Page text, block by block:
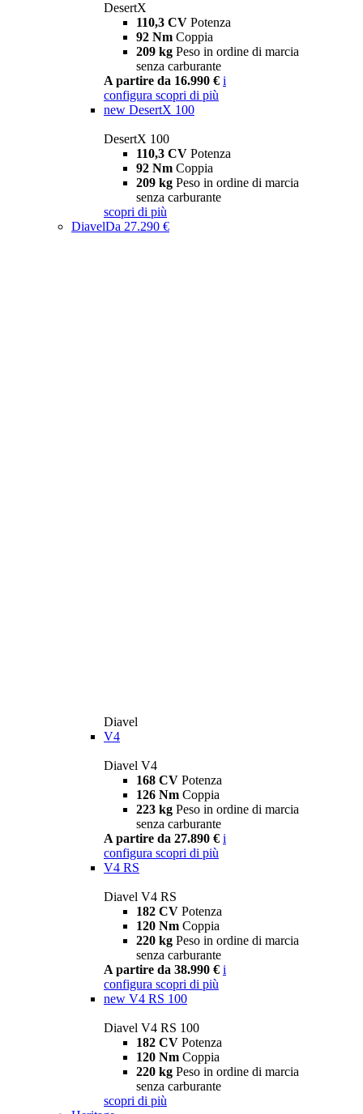
DesertX
110,3 CV Potenza
92 Nm Coppia
209 kg Peso in ordine di marcia
senza carburante
A partire da 16.990 € i
configura scopri di più
new DesertX 100
DesertX 100
110,3 CV Potenza
92 Nm Coppia
209 kg Peso in ordine di marcia
senza carburante
scopri di più
DiavelDa 27.290 €
Diavel
V4
Diavel V4
168 CV Potenza
126 Nm Coppia
223 kg Peso in ordine di marcia
senza carburante
A partire da 27.890 € i
configura scopri di più
V4 RS
Diavel V4 RS
182 CV Potenza
120 Nm Coppia
220 kg Peso in ordine di marcia
senza carburante
A partire da 38.990 € i
configura scopri di più
new V4 RS 100
Diavel V4 RS 100
182 CV Potenza
120 Nm Coppia
220 kg Peso in ordine di marcia
senza carburante
scopri di più